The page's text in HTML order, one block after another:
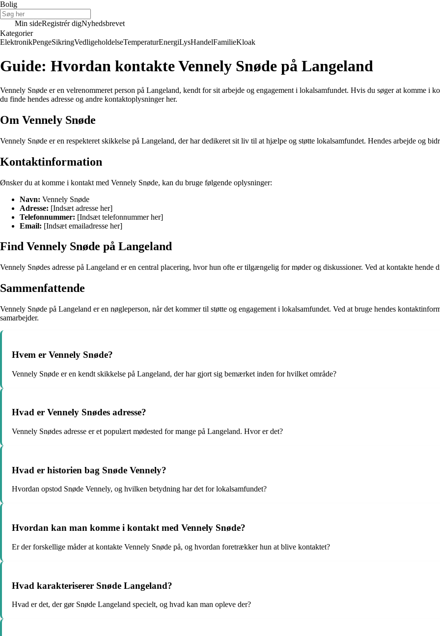
Bolig
Min sideRegistrér digNyhedsbrevet
Kategorier
ElektronikPengeSikringVedligeholdelseTemperaturEnergiLysHandelFamilieKloak
Guide: Hvordan kontakte Vennely Snøde på Langeland
Vennely Snøde er en velrenommeret person på Langeland, kendt for sit arbejde og engagement i lokalsamfundet. Hvis du søger at komme i
du finde hendes adresse og andre kontaktoplysninger her.
Om Vennely Snøde
Vennely Snøde er en respekteret skikkelse på Langeland, der har dedikeret sit liv til at hjælpe og støtte lokalsamfundet. Hendes arbejde og
Kontaktinformation
Ønsker du at komme i kontakt med Vennely Snøde, kan du bruge følgende oplysninger:
Navn: Vennely Snøde
Adresse: [Indsæt adresse her]
Telefonnummer: [Indsæt telefonnummer her]
Email: [Indsæt emailadresse her]
Find Vennely Snøde på Langeland
Vennely Snødes adresse på Langeland er en central placering, hvor hun ofte er tilgængelig for møder og diskussioner. Ved at kontakte hende
Sammenfattende
Vennely Snøde på Langeland er en nøgleperson, når det kommer til støtte og engagement i lokalsamfundet. Ved at bruge hendes
samarbejder.
Hvem er Vennely Snøde?
Vennely Snøde er en kendt skikkelse på Langeland, der har gjort sig bemærket inden for hvilket område?
Hvad er Vennely Snødes adresse?
Vennely Snødes adresse er et populært mødested for mange på Langeland. Hvor er det?
Hvad er historien bag Snøde Vennely?
Hvordan opstod Snøde Vennely, og hvilken betydning har det for lokalsamfundet?
Hvordan kan man komme i kontakt med Vennely Snøde?
Er der forskellige måder at kontakte Vennely Snøde på, og hvordan foretrækker hun at blive kontaktet?
Hvad karakteriserer Snøde Langeland?
Hvad er det, der gør Snøde Langeland specielt, og hvad kan man opleve der?